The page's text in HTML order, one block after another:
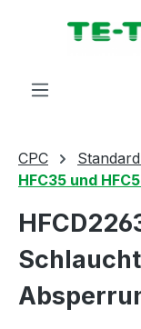
springen
CPC
HFC35 und